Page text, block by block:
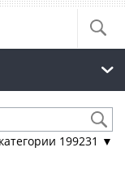
199231 ▼